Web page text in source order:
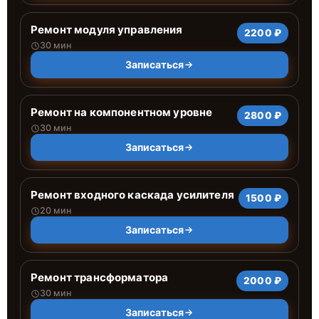
Ремонт модуля управления
30 мин
2200 ₽
Записаться
Ремонт на компонентном уровне
30 мин
2800 ₽
Записаться
Ремонт входного каскада усилителя
20 мин
1500 ₽
Записаться
Ремонт трансформатора
30 мин
2000 ₽
Записаться